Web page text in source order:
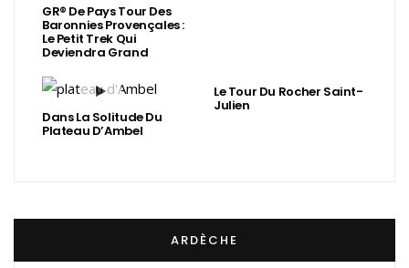
GR® De Pays Tour Des
Baronnies Provençales :
Le Petit Trek Qui
Deviendra Grand
Dans La Solitude Du
Plateau D’Ambel
Le Tour Du Rocher Saint-
Julien
ARDÈCHE